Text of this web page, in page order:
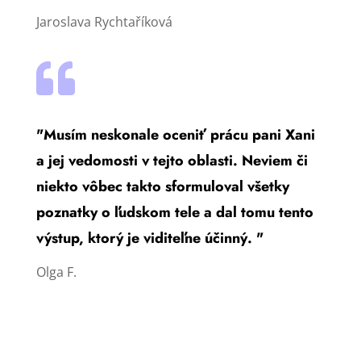
Jaroslava Rychtaříková

"Musím neskonale oceniť prácu pani Xani
a jej vedomosti v tejto oblasti. Neviem či
niekto vôbec takto sformuloval všetky
poznatky o ľudskom tele a dal tomu tento
výstup, ktorý je viditeľne účinný. "
Olga F.